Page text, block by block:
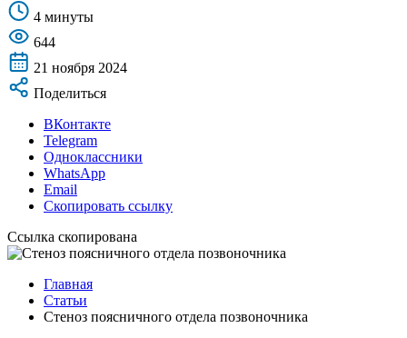
4 минуты
644
21 ноября 2024
Поделиться
ВКонтакте
Telegram
Одноклассники
WhatsApp
Email
Скопировать ссылку
Ссылка скопирована
Главная
Статьи
Стеноз поясничного отдела позвоночника